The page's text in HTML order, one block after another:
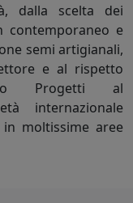
dalla scelta dei
contemporaneo e
semi artigianali,
e al rispetto
Progetti al
internazionale
moltissime aree